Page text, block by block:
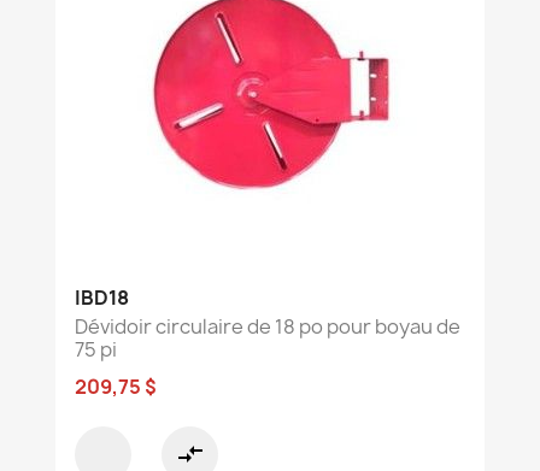
IBD18
Dévidoir circulaire de 18 po pour boyau de
75 pi
209,75 $
compare_arrows